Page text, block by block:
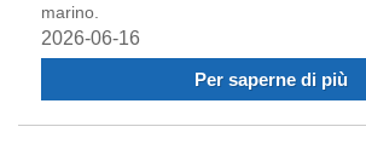
marino.
2026-06-16
Per saperne di più